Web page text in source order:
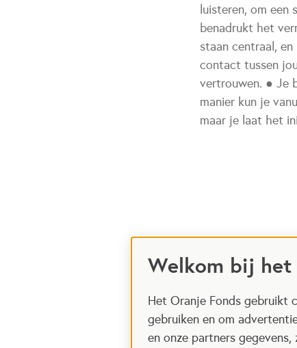
Welkom bij het
Het Oranje Fonds gebruikt
gebruiken en om
en onze partners
luisteren, om
benadrukt het
staan centraal,
contact tussen
vertrouwen. ● Je
manier kun je
maar je laat het